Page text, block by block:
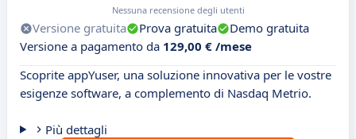
Nessuna recensione degli utenti
Versione gratuita Prova gratuita
Demo gratuita
Versione a pagamento da 129,00 € /mese
Scoprite appYuser, una soluzione innovativa per le vostre
esigenze software, a complemento di Nasdaq Metrio.
Più dettagli